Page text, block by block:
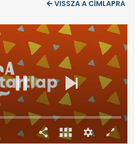
VISSZA A CÍMLAPRA